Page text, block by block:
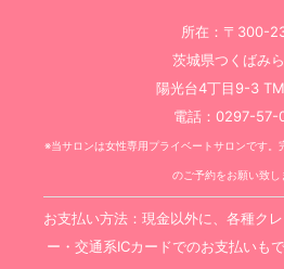
所在：〒300-
茨城県つくばみ
陽光台4丁目9-3
電話：0297-57-
※当サロンは女性専用プライベートサロンです。
のご予約をお願い致し
お支払い方法：現金以外に、各種ク
ー・交通系ICカードでのお支払いもで